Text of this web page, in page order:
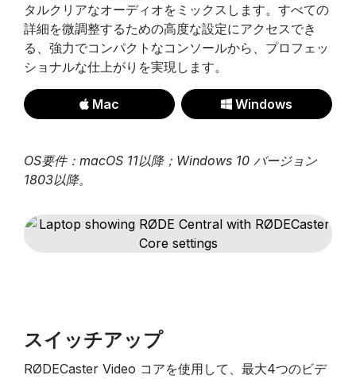
タルクリアなオーディオをミックスします。すべての
詳細を微調整するための高度な設定にアクセスでき
る、強力でコンパクトなコンソールから、プロフェッ
ショナルな仕上がりを実現します。
Mac Windows
OS要件：macOS 11以降；Windows 10 バージョン
1803以降。
スイッチアップ
RØDECaster Video コアを使用して、最大4つのビデ